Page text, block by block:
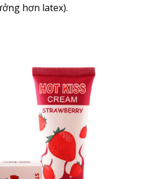
hơn latex).